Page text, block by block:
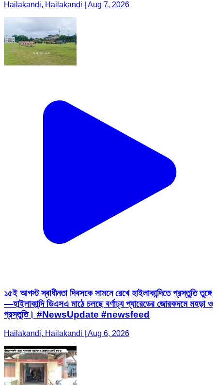
Hailakandi, Hailakandi | Aug 7, 2026
১৫ই আগস্ট স্বাধীনতা দিবসকে সামনে রেখে হাইলাকান্দিতে প্রস্তুতি তুঙ্গে
—হাইলাকান্দি ডিএসএ মাঠে চলছে বর্ণাঢ্য প্যারেডের জোরকদমে মহড়া ও
প্রস্তুতি। #NewsUpdate #newsfeed
Hailakandi, Hailakandi | Aug 6, 2026